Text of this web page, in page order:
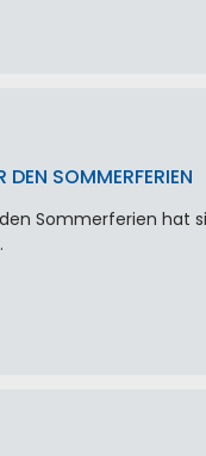
SOMMERFERIEN
Sommerferien hat